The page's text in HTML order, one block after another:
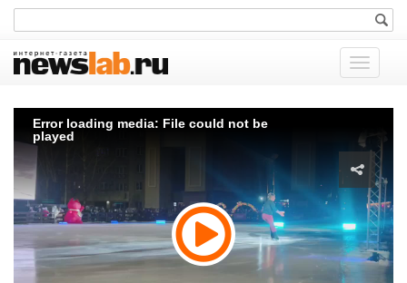
Показать
меню
Error loading media: File could not be
played